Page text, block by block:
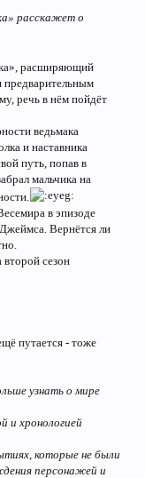
расскажет о
расширяющий
предварительным
речь в нём пойдёт
ведьмака
и наставника
путь, попав в
мальчика на
в эпизоде
Вернётся ли
сезон
путается - тоже
узнать о мире
и хронологией
которые не были
персонажей и